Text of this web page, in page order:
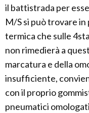
il battistrada per
M/S si può trovare in
termica che sulle
non rimedierà a
marcatura e della
insufficiente,
con il proprio
pneumatici